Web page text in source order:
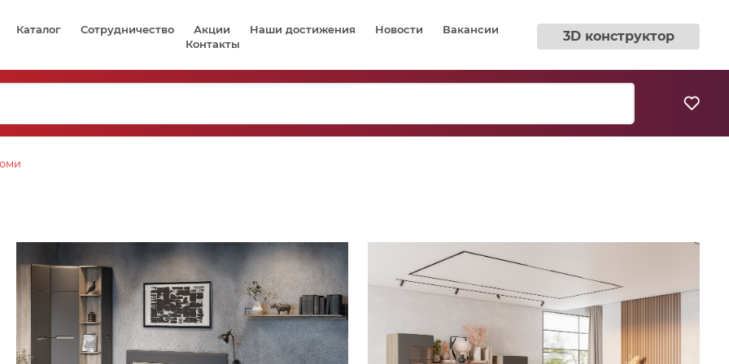
Каталог Сотрудничество Акции Наши достижения Новости
Вакансии
Контакты
3D конструктор